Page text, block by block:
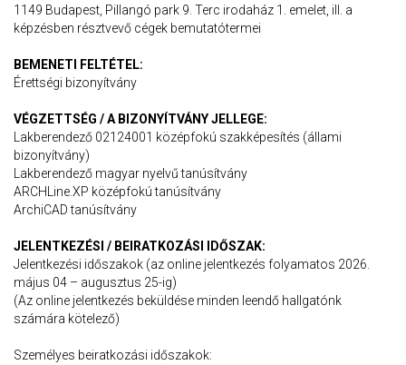
1149 Budapest, Pillangó park 9. Terc irodaház 1. emelet, ill. a
képzésben résztvevő cégek bemutatótermei
BEMENETI FELTÉTEL:
Érettségi bizonyítvány
VÉGZETTSÉG / A BIZONYÍTVÁNY JELLEGE:
Lakberendező 02124001 középfokú szakképesítés (állami
bizonyítvány)
Lakberendező magyar nyelvű tanúsítvány
ARCHLine.XP középfokú tanúsítvány
ArchiCAD tanúsítvány
JELENTKEZÉSI / BEIRATKOZÁSI IDŐSZAK:
Jelentkezési időszakok (az online jelentkezés folyamatos 2026.
május 04 – augusztus 25-ig)
(Az online jelentkezés beküldése minden leendő hallgatónk
számára kötelező)
Személyes beiratkozási időszakok: